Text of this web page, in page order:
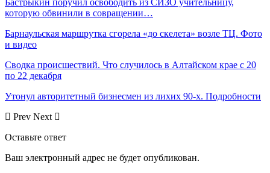
которую обвинили в совращении…
Барнаульская маршрутка сгорела «до скелета» возле ТЦ. Фото
и видео
Сводка происшествий. Что случилось в Алтайском крае с 20
по 22 декабря
Утонул авторитетный бизнесмен из лихих 90-х. Подробности
Prev Next
Оставьте ответ
Ваш электронный адрес не будет опубликован.